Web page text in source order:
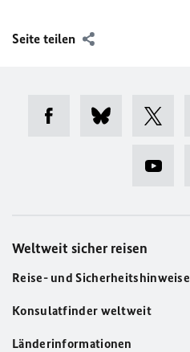
Seite teilen
Weltweit sicher reisen
Reise- und Sicherheitshinweise
Konsulatfinder weltweit
Länderinformationen